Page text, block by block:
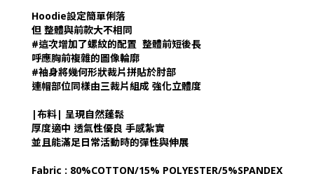
Hoodie設定簡單俐落
但 整體與前款大不相同
#這次增加了螺紋的配置 整體前短後長
呼應胸前複雜的圖像輪廓
#袖身將幾何形狀裁片拼貼於肘部
連帽部位同樣由三裁片組成 強化立體度
|布料| 呈現自然蓬鬆
厚度適中 透氣性優良 手感紮實
並且能滿足日常活動時的彈性與伸展
Fabric : 80%COTTON/15% POLYESTER/5%SPANDEX